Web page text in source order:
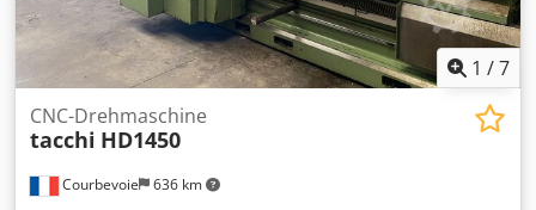
1 /7
Courbevoie 636 km
CNC-Drehmaschine
tacchi HD1450